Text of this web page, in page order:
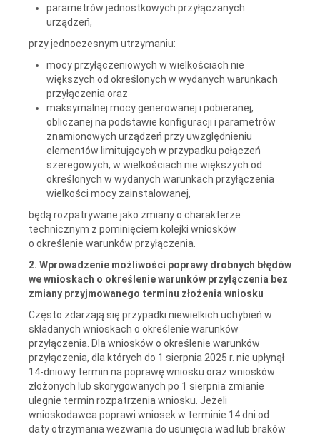
parametrów jednostkowych przyłączanych
urządzeń,
przy jednoczesnym utrzymaniu:
mocy przyłączeniowych w wielkościach nie
większych od określonych w wydanych warunkach
przyłączenia oraz
maksymalnej mocy generowanej i pobieranej,
obliczanej na podstawie konfiguracji i parametrów
znamionowych urządzeń przy uwzględnieniu
elementów limitujących w przypadku połączeń
szeregowych, w wielkościach nie większych od
określonych w wydanych warunkach przyłączenia
wielkości mocy zainstalowanej,
będą rozpatrywane jako zmiany o charakterze
technicznym z pominięciem kolejki wniosków
o określenie warunków przyłączenia.
2. Wprowadzenie możliwości poprawy drobnych błędów
we wnioskach o określenie warunków przyłączenia bez
zmiany przyjmowanego terminu złożenia wniosku
Często zdarzają się przypadki niewielkich uchybień w
składanych wnioskach o określenie warunków
przyłączenia. Dla wniosków o określenie warunków
przyłączenia, dla których do 1 sierpnia 2025 r. nie upłynął
14-dniowy termin na poprawę wniosku oraz wniosków
złożonych lub skorygowanych po 1 sierpnia zmianie
ulegnie termin rozpatrzenia wniosku. Jeżeli
wnioskodawca poprawi wniosek w terminie 14 dni od
daty otrzymania wezwania do usunięcia wad lub braków